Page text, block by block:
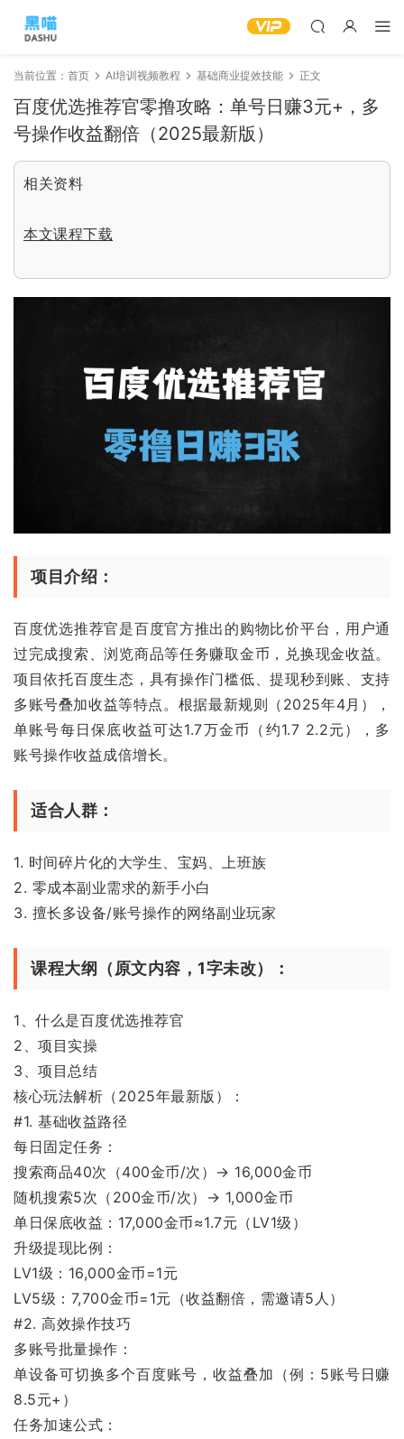
当前位置： 首页 AI培训视频教程 基础商业提效技能 正文
百度优选推荐官零撸攻略：单号日赚3元+，多
号操作收益翻倍（2025最新版）
相关资料
本文课程下载
项目介绍：
百度优选推荐官是百度官方推出的购物比价平台，用户通
过完成搜索、浏览商品等任务赚取金币，兑换现金收益。
项目依托百度生态，具有操作门槛低、提现秒到账、支持
多账号叠加收益等特点。根据最新规则（2025年4月），
单账号每日保底收益可达1.7万金币（约1.7 2.2元），多
账号操作收益成倍增长。
适合人群：
1. 时间碎片化的大学生、宝妈、上班族
2. 零成本副业需求的新手小白
3. 擅长多设备/账号操作的网络副业玩家
课程大纲（原文内容，1字未改）：
1、什么是百度优选推荐官
2、项目实操
3、项目总结
核心玩法解析（2025年最新版）：
#1. 基础收益路径
每日固定任务：
搜索商品40次（400金币/次）→ 16,000金币
随机搜索5次（200金币/次）→ 1,000金币
单日保底收益：17,000金币≈1.7元（LV1级）
升级提现比例：
LV1级：16,000金币=1元
LV5级：7,700金币=1元（收益翻倍，需邀请5人）
#2. 高效操作技巧
多账号批量操作：
单设备可切换多个百度账号，收益叠加（例：5账号日赚
8.5元+）
任务加速公式：